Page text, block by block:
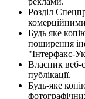
Розділ
Будь яке
поширення
"Інтерфакс-
Власник веб-
публікації.
Будь-яке